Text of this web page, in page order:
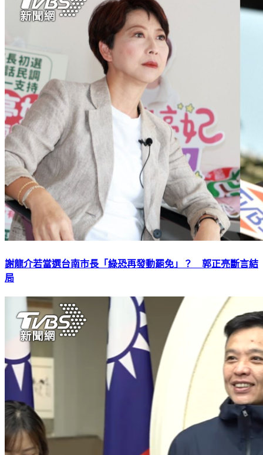
謝龍介若當選台南市長「綠恐再發動罷免」？ 郭正亮斷言結
局